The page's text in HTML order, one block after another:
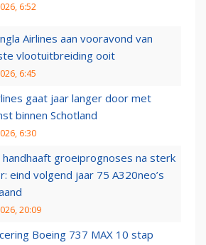
6:52
Airlines aan vooravond van
vlootuitbreiding ooit
6:45
gaat jaar langer door met
binnen Schotland
6:30
handhaaft groeiprognoses na sterk
eind volgend jaar 75 A320neo’s
20:09
Boeing 737 MAX 10 stap